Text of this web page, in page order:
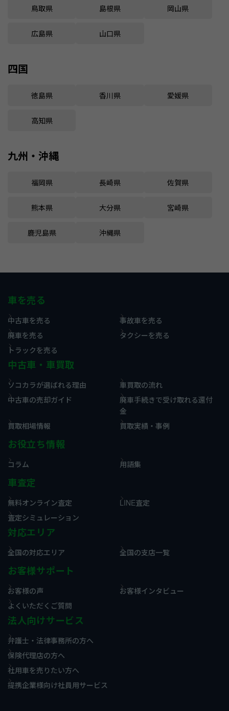
鳥取県 島根県 岡山県
広島県 山口県
四国
徳島県 香川県 愛媛県
高知県
九州・沖縄
福岡県 長崎県 佐賀県
熊本県 大分県 宮崎県
鹿児島県 沖縄県
車を売る
中古車を売る
事故車を売る
廃車を売る
タクシーを売る
トラックを売る
中古車・車買取
ソコカラが選ばれる理由
車買取の流れ
中古車の売却ガイド
廃車手続きで受け取れる還付
金
買取相場情報
買取実績・事例
お役立ち情報
コラム 用語集
車査定
無料オンライン査定
LINE査定
査定シミュレーション
対応エリア
全国の対応エリア 全国の支店一覧
お客様サポート
お客様の声
お客様インタビュー
よくいただくご質問
法人向けサービス
弁護士・法律事務所の方へ
保険代理店の方へ
社用車を売りたい方へ
提携企業様向け社員用サービス